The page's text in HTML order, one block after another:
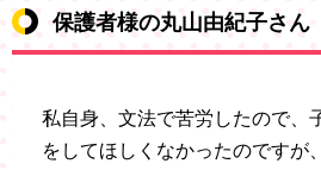
保護者様の丸山由紀子さん
私自身、文法で苦労したので、
をしてほしくなかったのですが